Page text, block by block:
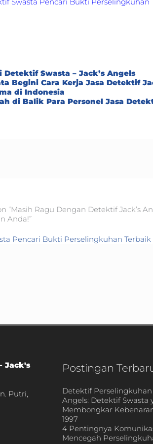
Swasta Pencari Bukti Perselingkuhan
Detektif Swasta – Jack’s Angels
Begini Cara Kerja Jasa Detektif
di Indonesia
di Balik Para Personel Jasa
“Masih Ragu Dengan Detektif Jack’s
Anda!”
Pencari Bukti Perselingkuhan Terbaik
Jack's
Putri,
Postingan
Detektif Perselingkuhan
Angels: Detektif Swasta
Membongkar
1997
4 Pentingnya
Mencegah